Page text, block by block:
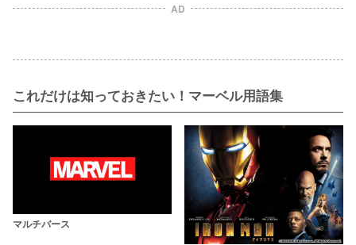
AD
これだけは知っておきたい！マーベル用語集
マルチバース